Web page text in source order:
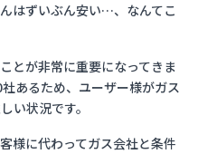
はずいぶん安い…、なんてこ
とが非常に重要になってきま
あるため、ユーザー様がガス
い状況です。
様に代わってガス会社と条件